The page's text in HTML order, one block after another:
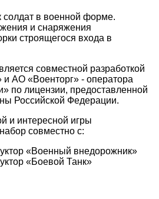
солдат в военной форме.
и снаряжения
строящегося входа в
совместной разработкой
АО «Военторг» - оператора
по лицензии, предоставленной
Российской Федерации.
и интересной игры
совместно с:
«Военный внедорожник»
«Боевой Танк»